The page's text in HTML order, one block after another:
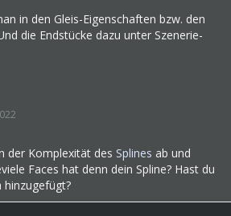
in den Gleis-Eigenschaften bzw. den
die Endstücke dazu unter Szenerie-
der Komplexität des Splines ab und
Faces hat denn dein Spline? Hast du
hinzugefügt?